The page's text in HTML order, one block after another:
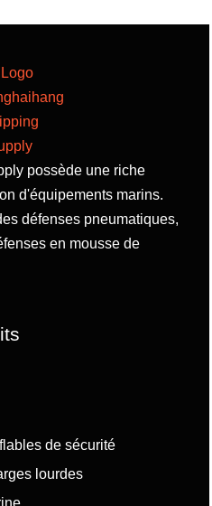
possède une riche
d'équipements marins.
défenses pneumatiques,
en mousse de
de sécurité
lourdes